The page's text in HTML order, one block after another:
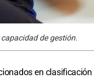
de gestión.
en clasificación